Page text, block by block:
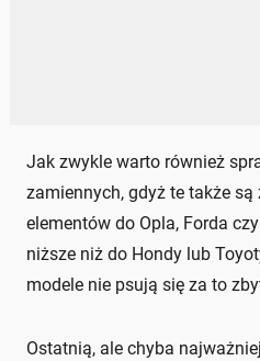
Jak zwykle warto również
zamiennych, gdyż te także
elementów do Opla, Forda
niższe niż do Hondy lub
modele nie psują się za to
Ostatnią, ale chyba